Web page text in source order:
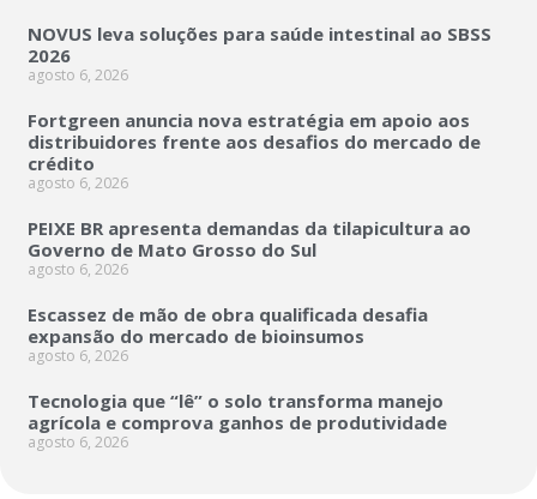
NOVUS leva soluções para saúde intestinal ao SBSS
2026
agosto 6, 2026
Fortgreen anuncia nova estratégia em apoio aos
distribuidores frente aos desafios do mercado de
crédito
agosto 6, 2026
PEIXE BR apresenta demandas da tilapicultura ao
Governo de Mato Grosso do Sul
agosto 6, 2026
Escassez de mão de obra qualificada desafia
expansão do mercado de bioinsumos
agosto 6, 2026
Tecnologia que “lê” o solo transforma manejo
agrícola e comprova ganhos de produtividade
agosto 6, 2026